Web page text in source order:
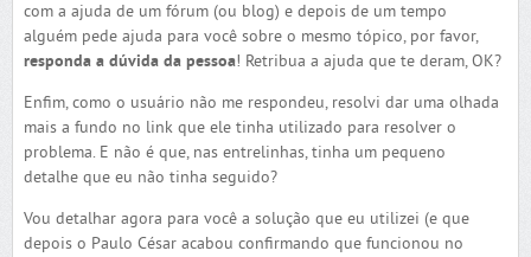
com a ajuda de um fórum (ou blog) e depois de um tempo
alguém pede ajuda para você sobre o mesmo tópico, por favor,
responda a dúvida da pessoa! Retribua a ajuda que te deram, OK?
Enfim, como o usuário não me respondeu, resolvi dar uma olhada
mais a fundo no link que ele tinha utilizado para resolver o
problema. E não é que, nas entrelinhas, tinha um pequeno
detalhe que eu não tinha seguido?
Vou detalhar agora para você a solução que eu utilizei (e que
depois o Paulo César acabou confirmando que funcionou no